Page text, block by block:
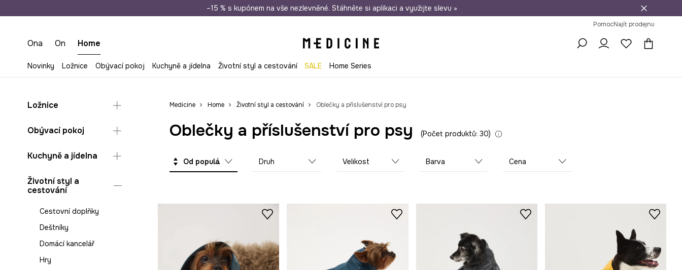
Doprava zdarma při nákupu nad 1 200 Kč Odeslání i do 24 hodin 30 dní na vrácení zboží
–15 % s kupónem na vše nezlevněné. Stáhněte si aplikaci a využijte slevu »
PomocNajít prodejnu
Ona On Home
Novinky Ložnice Obývací pokoj Kuchyně a jídelna Životní styl a cestování SALE Home Series
Ložnice
Deky a plédy do ložnice
Polštáře a povlaky do
Šperkovnice a
organizéry na šperky
Obývací pokoj
Dekorace
obýváku
Organizéry na šperky
Polštáře a povlaky do
obýváku
Skladování v obýváku
Vůně
Koberce
Kuchyně a jídelna
Hrnky a šálky
Jídelní servis
Příslušenství
Skladování v kuchyni
Termoláhve a hrnky
Textil
Životní styl a
cestování
Cestovní doplňky
Deštníky
Domácí kancelář
Hry
Medicine Home Životní styl a cestování Oblečky a příslušenství pro psy
Oblečky a příslušenství pro psy Počet produktů: 30
Od populárních Druh Velikost Barva Cena